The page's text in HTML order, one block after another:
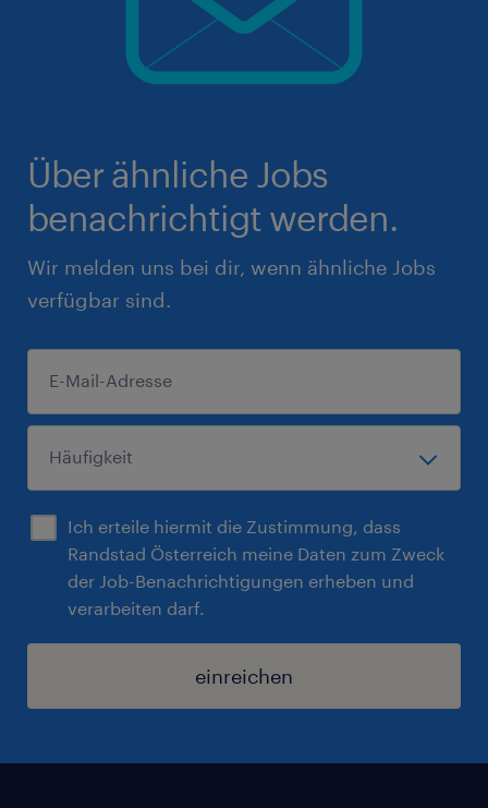
Über ähnliche Jobs
benachrichtigt werden.
Wir melden uns bei dir, wenn ähnliche Jobs
verfügbar sind.
Ich erteile hiermit die Zustimmung, dass
Randstad Österreich meine Daten zum Zweck
der Job-Benachrichtigungen erheben und
verarbeiten darf.
einreichen